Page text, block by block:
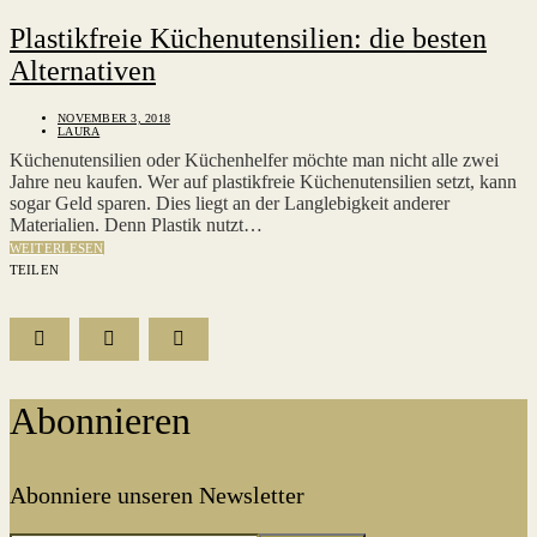
Plastikfreie Küchenutensilien: die besten
Alternativen
NOVEMBER 3, 2018
LAURA
Küchenutensilien oder Küchenhelfer möchte man nicht alle zwei
Jahre neu kaufen. Wer auf plastikfreie Küchenutensilien setzt, kann
sogar Geld sparen. Dies liegt an der Langlebigkeit anderer
Materialien. Denn Plastik nutzt…
WEITERLESEN
TEILEN
Abonnieren
Abonniere unseren Newsletter